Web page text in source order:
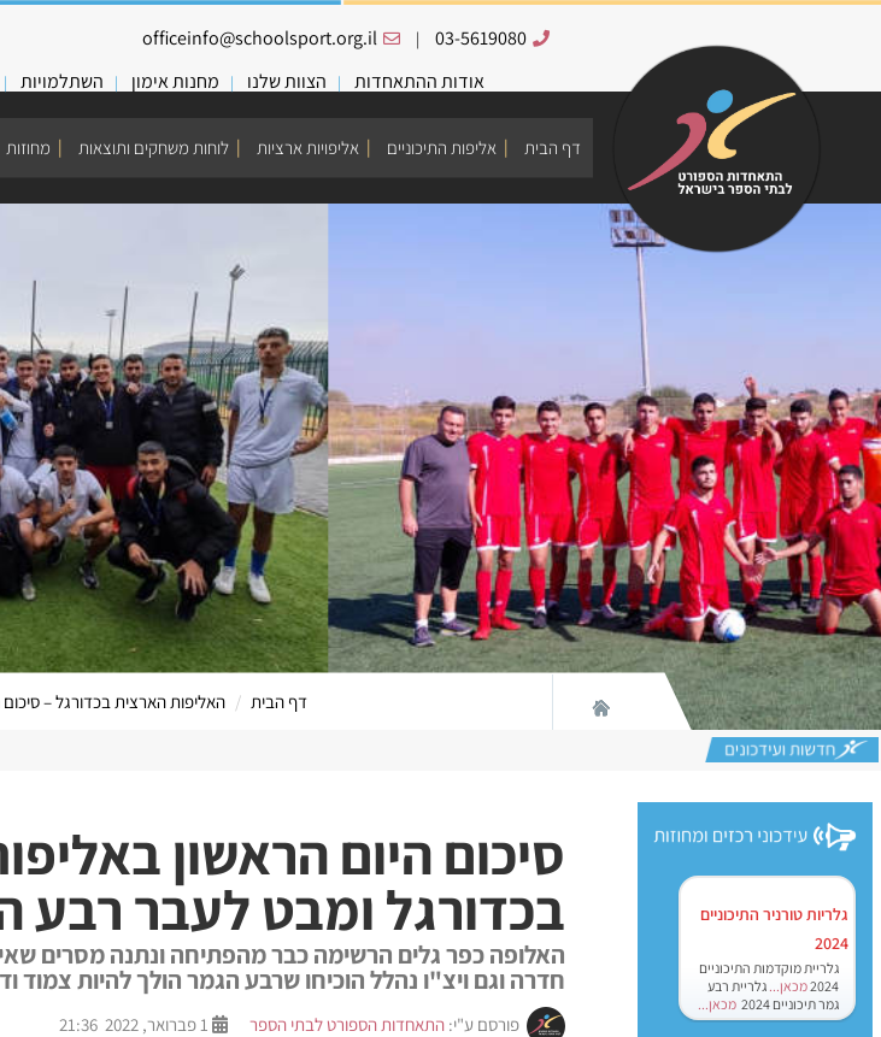
03-5619080
|
officeinfo@schoolsport.org.il
אודות ההתאחדות
הצוות שלנו מחנות אימון השתלמויות
דף הבית אליפות התיכוניים אליפויות ארציות לוחות משחקים ותוצאות מחוזות
דף הבית האליפות הארצית בכדורגל –
גלריות טורניר התיכוניים
2024
גלריית מוקדמות התיכוניים
2024מכאן... גלריית רבע
גמר תיכוניים 2024
מכאן...
סיכום היום הראשון
בכדורגל ומבט לעבר רבע
האלופה כפר גלים הרשימה כבר מהפתיחה ונתנה מסרים
חדרה וגם ויצ"ו נהלל הוכיחו שרבע הגמר הולך להיות
פורסם ע"י: התאחדות הספורט לבתי הספר 1 פברואר, 2022 21:36